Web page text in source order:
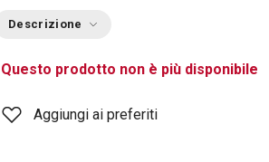
Descrizione
Questo prodotto non è più disponibile
Aggiungi ai preferiti